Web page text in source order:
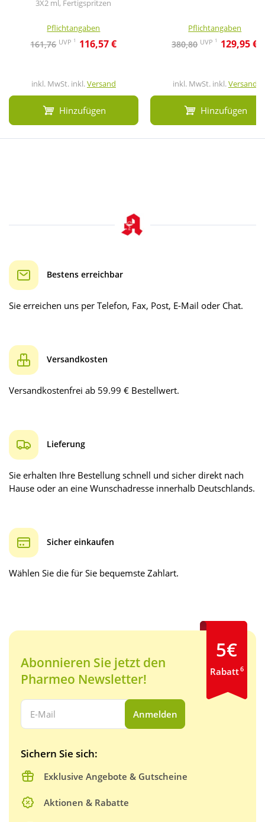
3X2 ml, Fertigspritzen
Pflichtangaben
161,76 UVP 1 116,57 €
inkl. MwSt. inkl.Versand
Hinzufügen
Pflichtangaben
380,80 UVP 1 129,95 €
inkl. MwSt. inkl.Versand
Hinzufügen
Bestens erreichbar
Sie erreichen uns per Telefon, Fax, Post, E-Mail oder Chat.
Versandkosten
Versandkostenfrei ab 59.99 € Bestellwert.
Lieferung
Sie erhalten Ihre Bestellung schnell und sicher direkt nach
Hause oder an eine Wunschadresse innerhalb Deutschlands.
Sicher einkaufen
Wählen Sie die für Sie bequemste Zahlart.
Abonnieren Sie jetzt den
Pharmeo Newsletter!
Ihre E-Mail Adresse:
Anmelden
Sichern Sie sich:
Exklusive Angebote & Gutscheine
Aktionen & Rabatte
5€
Rabatt6